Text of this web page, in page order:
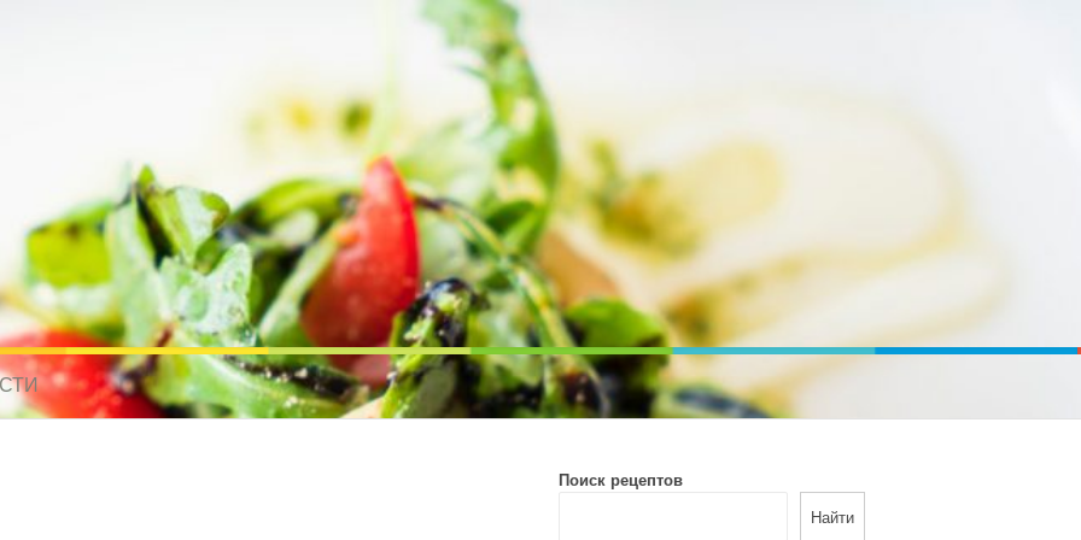
рецепты для всех
РЕЦЕПТЫ ДЛЯ МУЛЬТИВАРКИ. РЕЦЕПТЫ ДЛЯ МИКРОВОЛНОВОЙ ПЕЧИ. ДИЕТИЧЕСКОЕ ПИТАНИЕ
Поиск рецептов
Найти